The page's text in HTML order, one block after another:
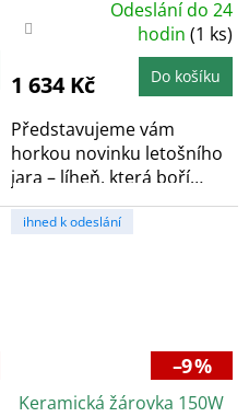
husy a holuby
Průměrné
4,0
z
5
Odeslání do 24
hodin(1 ks)
1 634 Kč Do košíku
Představujeme vám
horkou novinku letošního
jara – líheň, která boří
mýty o drahém...
ihned k odeslání
–9 %
Keramická žárovka 150W